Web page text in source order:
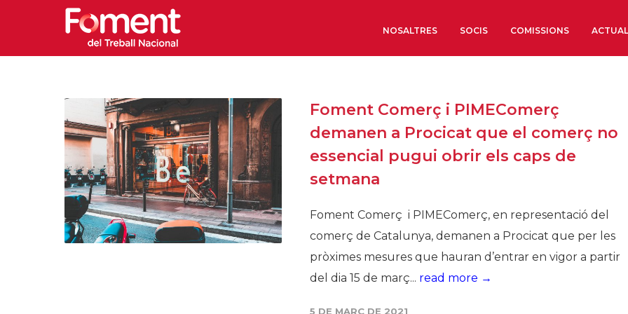
NOSALTRES
Òrgans de Govern
Òrgans Consultius
Estructura Executiva
Econòmics i Socials
Organitzacions
Organitzacions
SOCIS COMISSIONS
Foment Comerç i PIMEComerç
demanen a Procicat que el comerç no
essencial pugui obrir els caps de
setmana
Foment Comerç i PIMEComerç, en representació del
comerç de Catalunya, demanen a Procicat que per les
pròximes mesures que hauran d’entrar en vigor a partir
del dia 15 de març... read more →
5 DE MARÇ DE 2021